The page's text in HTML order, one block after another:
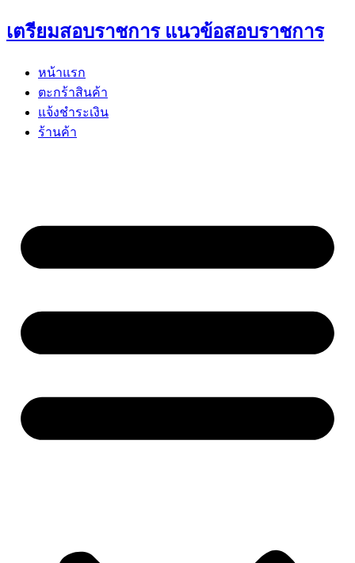
Skip
to
เตรียมสอบราชการ แนวข้อสอบราชการ
หน้าแรก
ตะกร้าสินค้า
แจ้งชำระเงิน
ร้านค้า